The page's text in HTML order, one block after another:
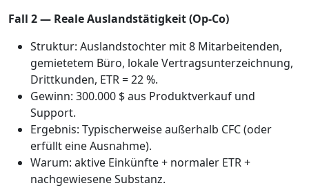
Fall 2 — Reale Auslandstätigkeit (Op-Co)
Struktur: Auslands­tochter mit 8 Mitarbeitenden,
gemietetem Büro, lokale Vertrags­unterzeichnung,
Dritt­kunden, ETR = 22 %.
Gewinn: 300.000 $ aus Produktverkauf und
Support.
Ergebnis: Typischerweise außerhalb CFC (oder
erfüllt eine Ausnahme).
Warum: aktive Einkünfte + normaler ETR +
nachgewiesene Substanz.